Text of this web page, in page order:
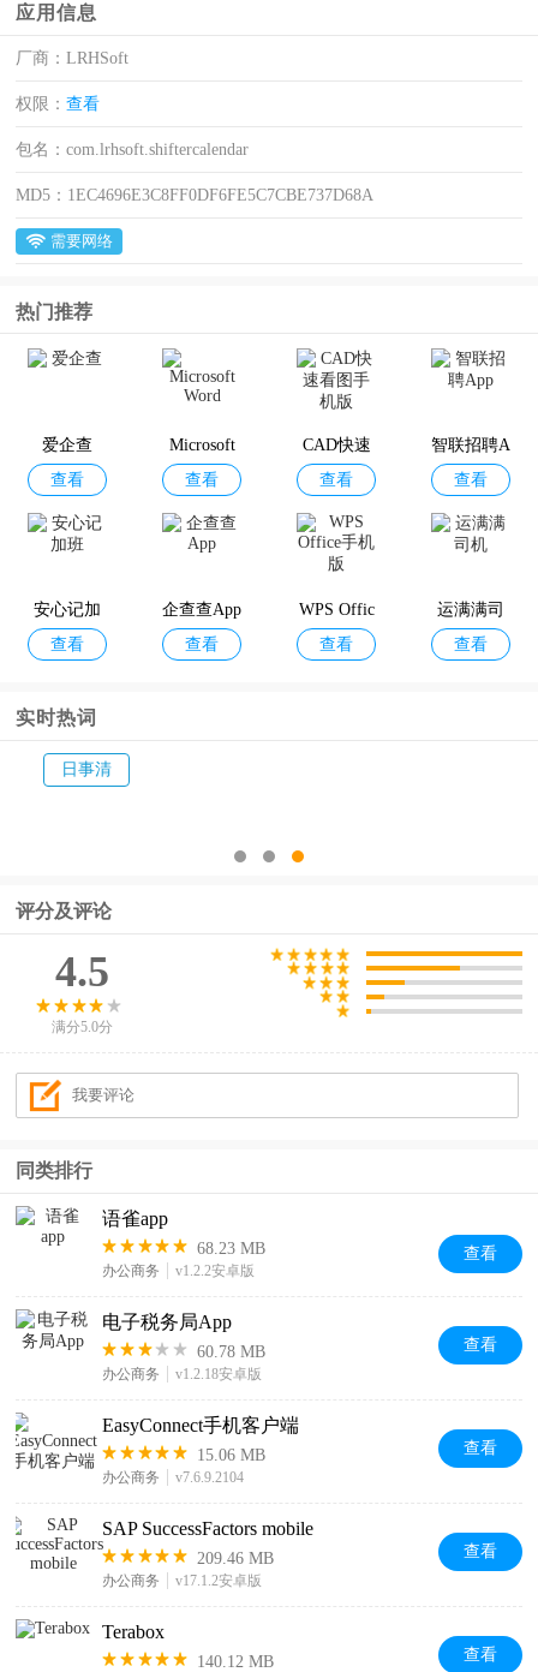
应用信息
厂商：LRHSoft
权限：查看
包名：com.lrhsoft.shiftercalendar
MD5： 1EC4696E3C8FF0DF6FE5C7CBE737D68A
需要网络
热门推荐
爱企查
查看
Microsoft
Word
查看
CAD快速
看图手机
版
查看
智联招聘A
pp
查看
安心记加
班
查看
企查查App
查看
WPS Offic
e手机版
查看
运满满司
机
查看
实时热词
日事清
评分及评论
4.5
满分5.0分
同类排行
语雀app
68.23 MB
办公商务 v1.2.2安卓版
查看
电子税务局App
60.78 MB
办公商务 v1.2.18安卓版
查看
EasyConnect手机客户端
15.06 MB
办公商务 v7.6.9.2104
查看
SAP SuccessFactors mobile
209.46 MB
办公商务 v17.1.2安卓版
查看
Terabox
140.12 MB 查看